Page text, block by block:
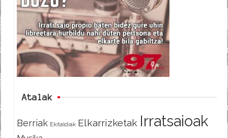
b
o
o
t
e
Atalak
Berriak Ekitaldiak Elkarrizketak Irratsaioak